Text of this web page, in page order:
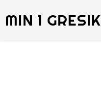
MIN 1 GRESIK